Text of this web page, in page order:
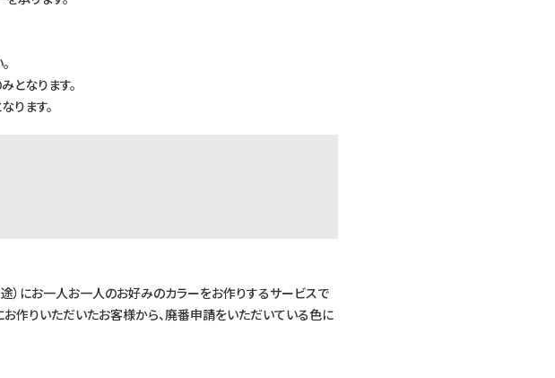
となります。
ります。
）にお一人お一人のお好みのカラーをお作りするサービスで
作りいただいたお客様から、廃番申請をいただいている色に